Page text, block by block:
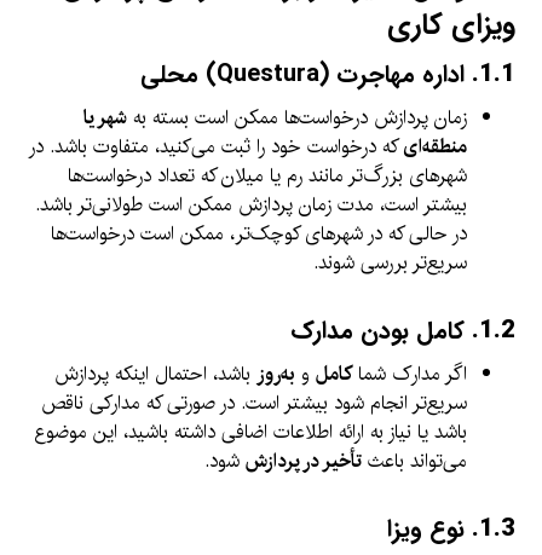
ویزای کاری
1.1. اداره مهاجرت (Questura) محلی
زمان پردازش درخواست‌ها ممکن است بسته بهشهر یا
منطقه‌ایکه درخواست خود را ثبت می‌کنید، متفاوت باشد. در
شهرهای بزرگ‌تر مانند رم یا میلان که تعداد درخواست‌ها
بیشتر است، مدت زمان پردازش ممکن است طولانی‌تر باشد.
در حالی که در شهرهای کوچک‌تر، ممکن است درخواست‌ها
سریع‌تر بررسی شوند.
1.2. کامل بودن مدارک
اگر مدارک شماکامل و به‌روز باشد، احتمال اینکه پردازش
سریع‌تر انجام شود بیشتر است. در صورتی که مدارکی ناقص
باشد یا نیاز به ارائه اطلاعات اضافی داشته باشید، این موضوع
می‌تواند باعثتأخیر در پردازششود.
1.3. نوع ویزا